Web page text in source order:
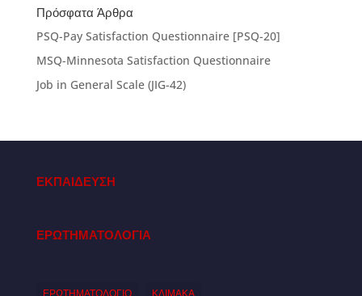
Πρόσφατα Άρθρα
PSQ-Pay Satisfaction Questionnaire [PSQ-20]
MSQ-Minnesota Satisfaction Questionnaire
Job in General Scale (JIG-42)
ΕΚΠΑΙΔΕΥΣΗ
ΕΡΩΤΗΜΑΤΟΛΟΓΙΑ